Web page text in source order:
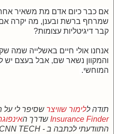
אם כבר כיום אדם מת משאיר
שמרחף ברשת ובענן, מה יקרה אם
קבר דיגיטליות עצומות?
אנחנו אולי חיים באשלייה שמה
והמקוון נשאר שם, אבל בעצם יש
המוחשי.
תודה ללימור שוויצר שסיפר לי על
Insurance Finder שדרך ה
התוודעתי לכתבה ב - CNN TECH.